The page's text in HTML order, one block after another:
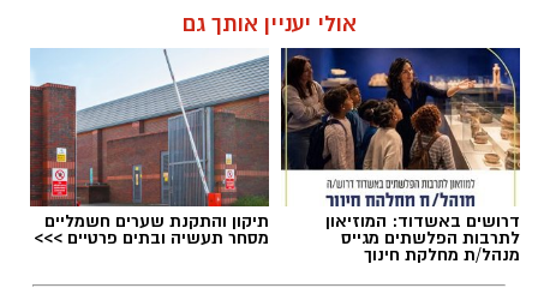
להאזנה לתוכן:
אלדה נתנאל / 10:10 07.08.26
אולי יעניין אותך גם
דרושים באשדוד: המוזיאון
לתרבות הפלשתים מגייס
מנהל/ת מחלקת חינוך
תיקון והתקנת שערים חשמליים
מסחר תעשיה ובתים פרטיים >>>